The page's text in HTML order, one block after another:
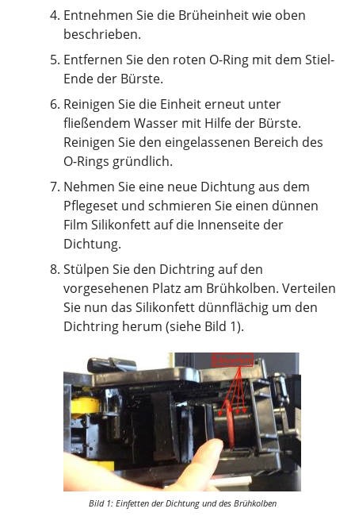
Entnehmen Sie die Brüheinheit wie oben
beschrieben.
Entfernen Sie den roten O-Ring mit dem Stiel-
Ende der Bürste.
Reinigen Sie die Einheit erneut unter
fließendem Wasser mit Hilfe der Bürste.
Reinigen Sie den eingelassenen Bereich des
O-Rings gründlich.
Nehmen Sie eine neue Dichtung aus dem
Pflegeset und schmieren Sie einen dünnen
Film Silikonfett auf die Innenseite der
Dichtung.
Stülpen Sie den Dichtring auf den
vorgesehenen Platz am Brühkolben. Verteilen
Sie nun das Silikonfett dünnflächig um den
Dichtring herum (siehe Bild 1).
Bild 1: Einfetten der Dichtung und des Brühkolben